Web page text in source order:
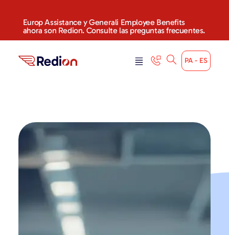
Europ Assistance y Generali Employee Benefits
ahora son Redion. Consulte las preguntas frecuentes.
PA - ES